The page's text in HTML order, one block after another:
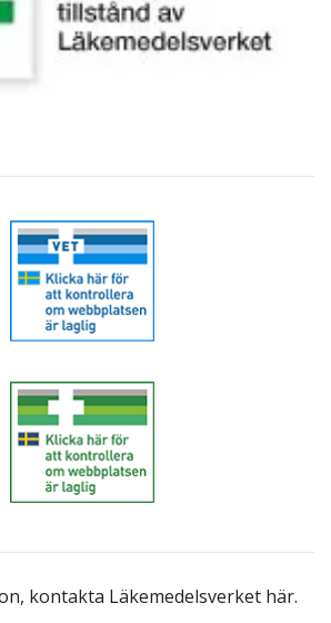
kontakta Läkemedelsverket här.